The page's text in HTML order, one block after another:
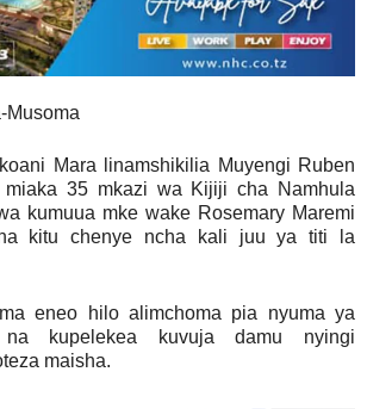
Musoma
Mara linamshikilia Muyengi Ruben
miaka 35 mkazi wa Kijiji cha Namhula
kumuua mke wake Rosemary Maremi
kitu chenye ncha kali juu ya titi la
eneo hilo alimchoma pia nyuma ya
kupelekea kuvuja damu nyingi
maisha.